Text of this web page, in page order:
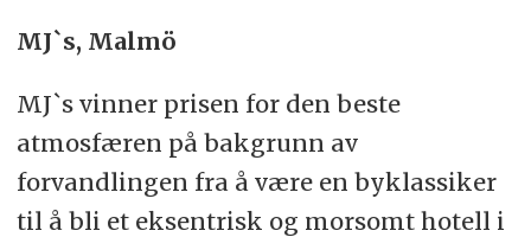
MJ`s, Malmö
MJ`s vinner prisen for den beste
atmosfæren på bakgrunn av
forvandlingen fra å være en byklassiker
til å bli et eksentrisk og morsomt hotell i